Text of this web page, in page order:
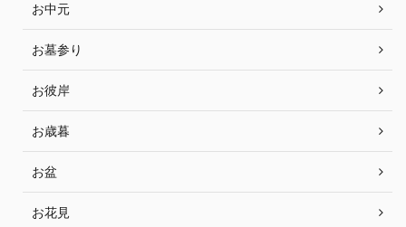
お中元
お墓参り
お彼岸
お歳暮
お盆
お花見